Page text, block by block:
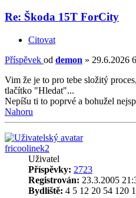
Re: Škoda 15T ForCity
Citovat
Příspěvek od demon » 29.6.2026
Vim že je to pro tebe složitý
tlačítko "Hledat"...
Nepíšu ti to poprvé a bohužel
Nahoru
fricoolinek2
Uživatel
Příspěvky: 2723
Registrován: 23.3.2005
Bydliště: 4 5 12 20 54 120